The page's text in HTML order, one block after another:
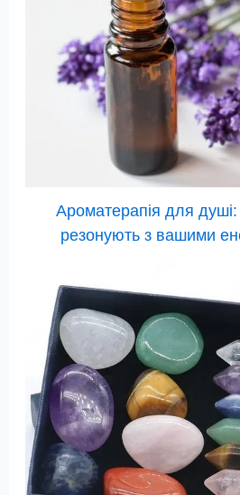
Ароматерапія для душі:
резонують з вашими